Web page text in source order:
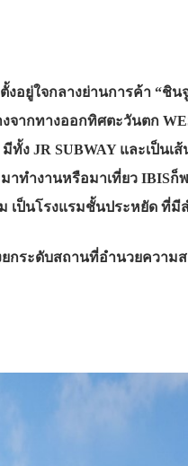
อยู่ใจกลางย่านการค้า “ชิ
ากทางออกทิศตะวันตก
ง JR SUBWAY และเป็น
าทำงานหรือมาเที่ยว IBIS
เป็นโรงแรมชั้นประหยัด ที่
ระดับสถานที่อำนวยความ